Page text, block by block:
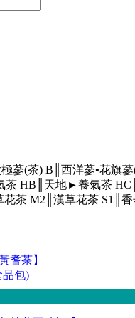
蔘(茶) B║西洋蔘▪花旗
茶 HB║天地►養氣茶
花茶 M2║漢草花茶 S1║
耆茶】
品包)